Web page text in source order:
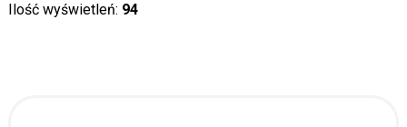
Ilość wyświetleń: 94